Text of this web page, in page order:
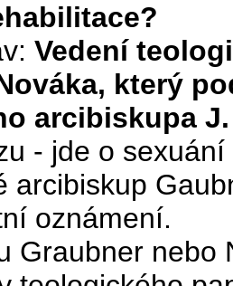
Vedení
který
arcibiskupa
- jde o
arcibiskup
oznámení.
Graubner nebo